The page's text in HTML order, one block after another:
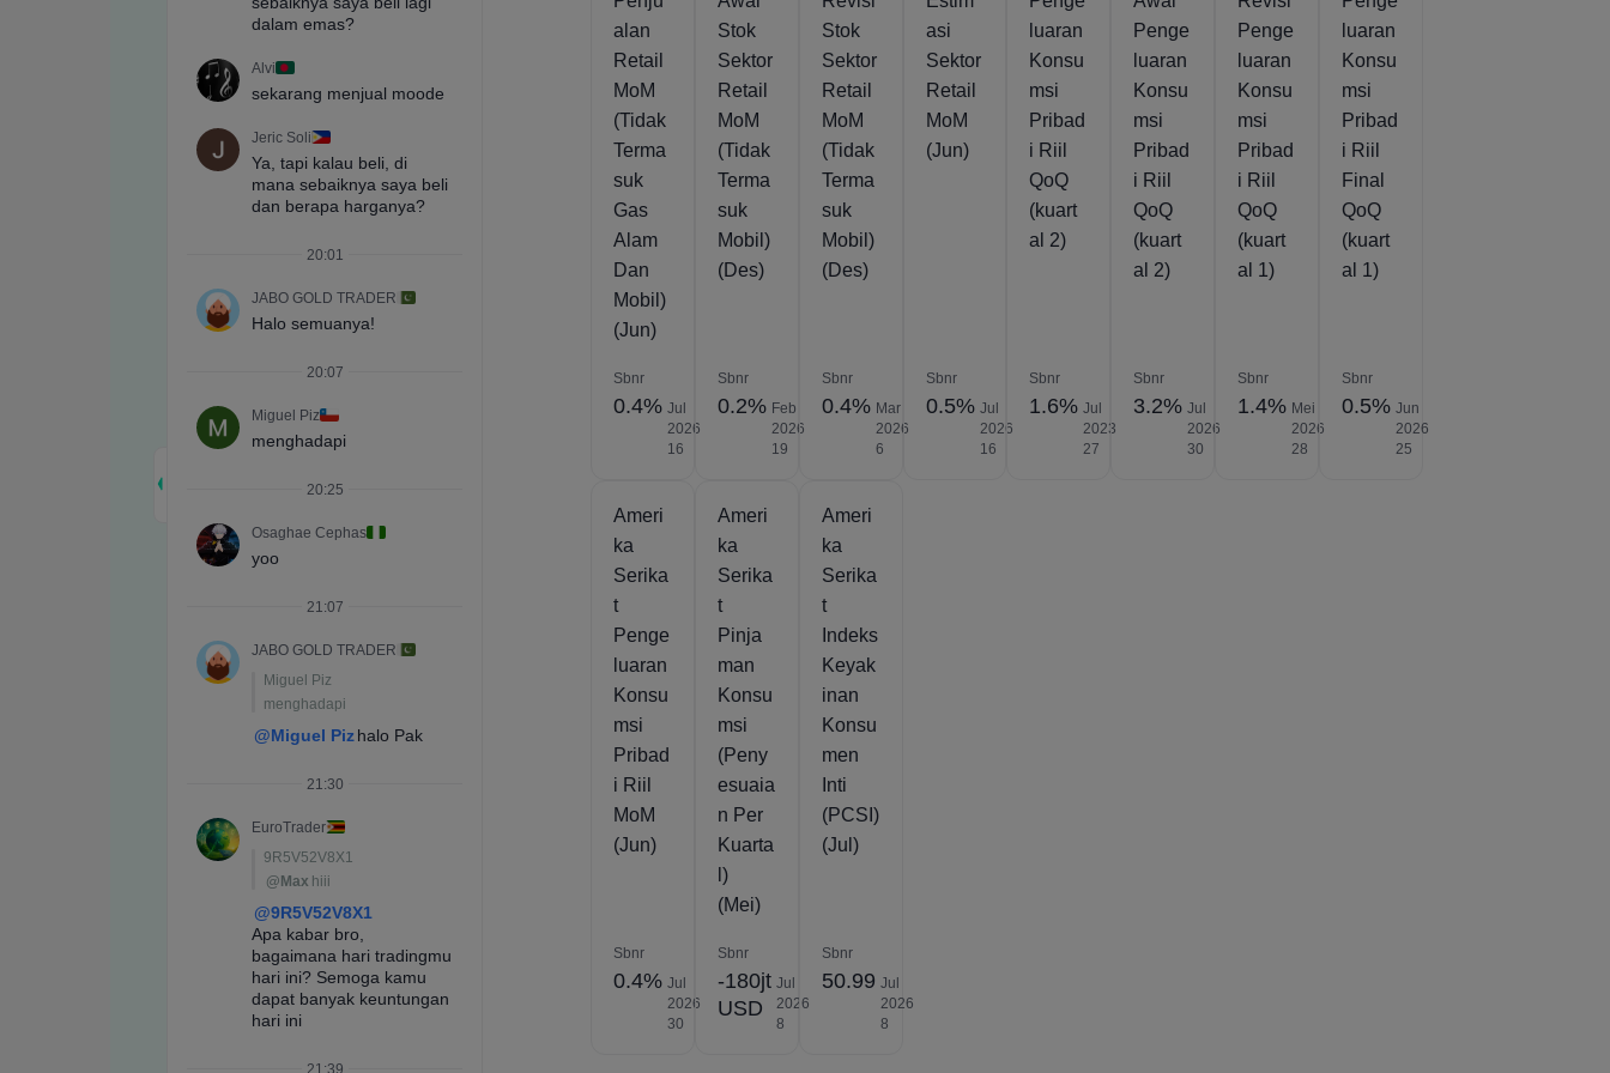
alan
Retail
MoM
(Tidak
Terma
suk
Gas
Alam
Dan
Mobil)
(Jun)
Sbnr
0.4% Jul
2026
16
Stok
Sektor
Retail
MoM
(Tidak
Terma
suk
Mobil)
(Des)
Sbnr
0.2% Feb
2026
19
Stok
Sektor
Retail
MoM
(Tidak
Terma
suk
Mobil)
(Des)
Sbnr
0.4% Mar
2026
6
asi
Sektor
Retail
MoM
(Jun)
Sbnr
0.5% Jul
2026
16
luaran
Konsu
msi
Pribad
i Riil
QoQ
(kuart
al 2)
Sbnr
1.6% Jul
2023
27
Penge
luaran
Konsu
msi
Pribad
i Riil
QoQ
(kuart
al 2)
Sbnr
3.2% Jul
2026
30
Penge
luaran
Konsu
msi
Pribad
i Riil
QoQ
(kuart
al 1)
Sbnr
1.4% Mei
2026
28
luaran
Konsu
msi
Pribad
i Riil
Final
QoQ
(kuart
al 1)
Sbnr
0.5% Jun
2026
25
Ameri
ka
Serika
t
Penge
luaran
Konsu
msi
Pribad
i Riil
MoM
(Jun)
Sbnr
0.4% Jul
2026
30
Ameri
ka
Serika
t
Pinja
man
Konsu
msi
(Peny
esuaia
n Per
Kuarta
l)
(Mei)
Sbnr
-180jt
USD
Jul
2026
8
Ameri
ka
Serika
t
Indeks
Keyak
inan
Konsu
men
Inti
(PCSI)
(Jul)
Sbnr
50.99 Jul
2026
8